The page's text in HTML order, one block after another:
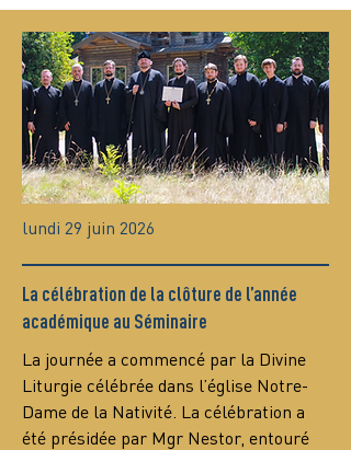
lundi 29 juin 2026
La célébration de la clôture de l’année
académique au Séminaire
La journée a commencé par la Divine
Liturgie célébrée dans l’église Notre-
Dame de la Nativité. La célébration a
été présidée par Mgr Nestor, entouré